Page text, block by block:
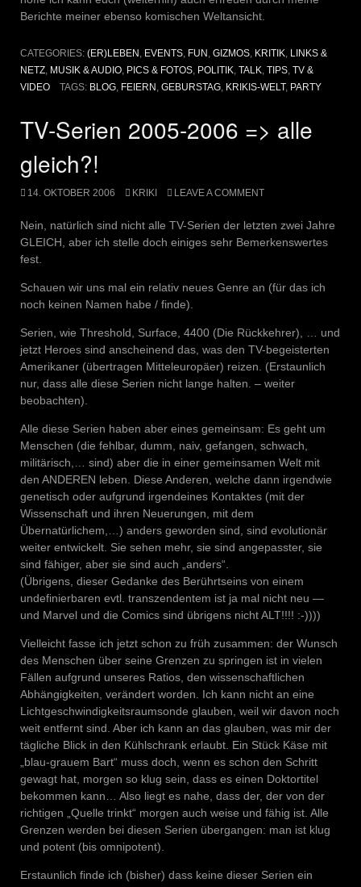
Berichte meiner ebenso komischen Weltansicht.
CATEGORIES: (ER)LEBEN EVENTS FUN GIZMOS KRITIK LINKS &
NETZ MUSIK & AUDIO PICS & FOTOS POLITIK TALK TIPS TV &
VIDEO
TAGS: BLOG, FEIERN GEBURSTAG, KRIKIS-WELT, PARTY
TV-Serien 2005-2006 => alle
gleich?!
14. OKTOBER 2006 KRIKI LEAVE A COMMENT
Nein, natürlich sind nicht alle TV-Serien der letzten zwei Jahre
GLEICH, aber ich stelle doch einiges sehr Bemerkenswertes
fest.
Schauen wir uns mal ein relativ neues Genre an (für das ich
noch keinen Namen habe / finde).
Serien, wie Threshold, Surface, 4400 (Die Rückkehrer), … und
jetzt Heroes sind anscheinend das, was den TV-begeisterten
Amerikaner (übertragen Mitteleuropäer) reizen. (Erstaunlich
nur, dass alle diese Serien nicht lange halten. – weiter
beobachten).
Alle diese Serien haben aber eines gemeinsam: Es geht um
Menschen (die fehlbar, dumm, naiv, gefangen, schwach,
militärisch,… sind) aber die in einer gemeinsamen Welt mit
den ANDEREN leben. Diese Anderen, welche dann irgendwie
genetisch oder aufgrund irgendeines Kontaktes (mit der
Wissenschaft und ihren Neuerungen, mit dem
Übernatürlichem,…) anders geworden sind, sind evolutionär
weiter entwickelt. Sie sehen mehr, sie sind angepasster, sie
sind fähiger, aber sie sind auch „anders“.
(Übrigens, dieser Gedanke des Berührtseins von einem
undefinierbaren evtl. transzendentem ist ja mal nicht neu —
und Marvel und die Comics sind übrigens nicht ALT!!!! :-))))
Vielleicht fasse ich jetzt schon zu früh zusammen: der Wunsch
des Menschen über seine Grenzen zu springen ist in vielen
Fällen aufgrund unseres Ratios, den wissenschaftlichen
Abhängigkeiten, verändert worden. Ich kann nicht an eine
Lichtgeschwindigkeitsraumsonde glauben, weil wir davon noch
weit entfernt sind. Aber ich kann an das glauben, was mir der
tägliche Blick in den Kühlschrank erlaubt. Ein Stück Käse mit
„blau-grauem Bart“ muss doch, wenn es schon den Schritt
gewagt hat, morgen so klug sein, dass es einen Doktortitel
bekommen kann… Also liegt es nahe, dass der, der von der
richtigen „Quelle trinkt“ morgen auch weise und fähig ist. Alle
Grenzen werden bei diesen Serien übergangen: man ist klug
und potent (bis omnipotent).
Erstaunlich finde ich (bisher) dass keine dieser Serien ein